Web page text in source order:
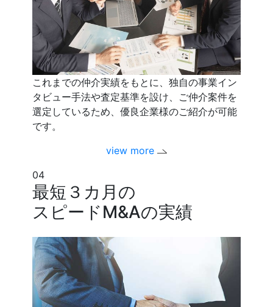
これまでの仲介実績をもとに、独自の事業イン
タビュー手法や査定基準を設け、ご仲介案件を
選定しているため、優良企業様のご紹介が可能
です。
view more
04
最短３カ月の
スピードM&Aの実績